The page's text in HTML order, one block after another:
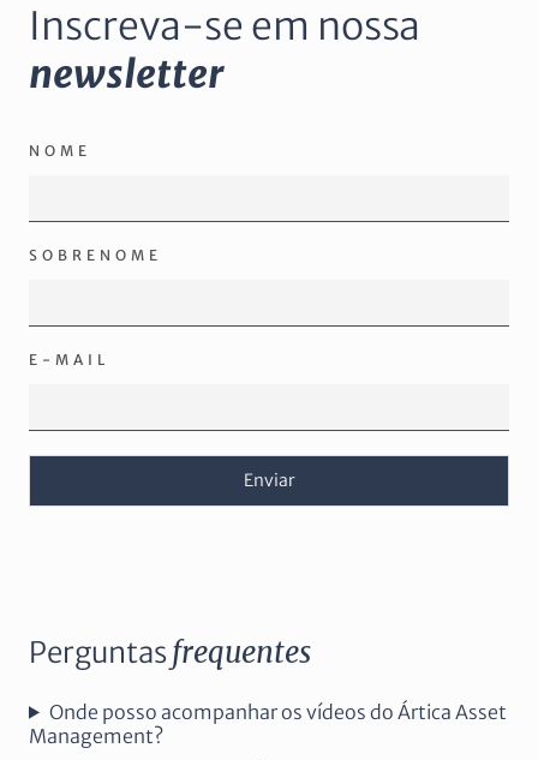
Inscreva-se em nossa
newsletter
NOME
SOBRENOME
E-MAIL
Enviar
Perguntasfrequentes
Onde posso acompanhar os vídeos do Ártica Asset
Management?